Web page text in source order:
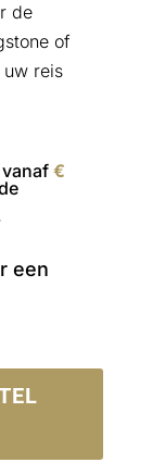
de
of
reis
€
een